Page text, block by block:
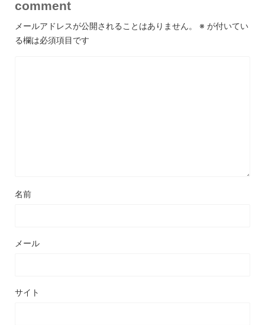
comment
メールアドレスが公開されることはありません。 ※ が付いてい
る欄は必須項目です
名前
メール
サイト